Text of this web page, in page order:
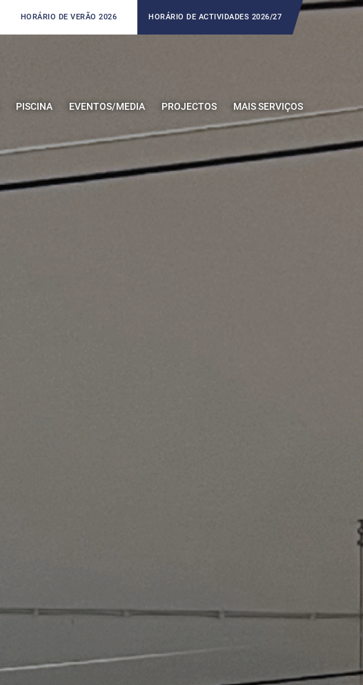
HORÁRIO DE VERÃO 2026 HORÁRIO DE ACTIVIDADES 2026/27
PISCINA EVENTOS/MEDIA PROJECTOS MAIS SERVIÇOS